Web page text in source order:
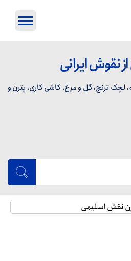
نقوش ایرانی
ترنج، گل و مرغ، کاشی کاری، پترن و